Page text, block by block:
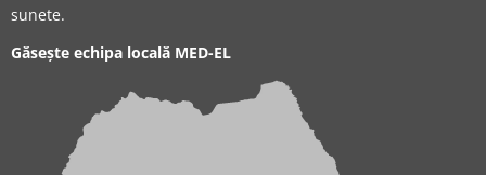
sunete.
Găsește echipa locală MED-EL